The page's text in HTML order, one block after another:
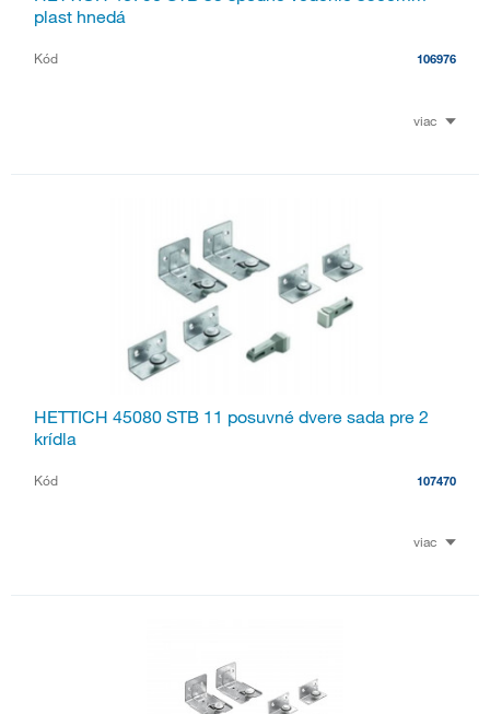
plast hnedá
Kód 106976
viac
HETTICH 45080 STB 11 posuvné dvere sada pre 2
krídla
Kód 107470
viac